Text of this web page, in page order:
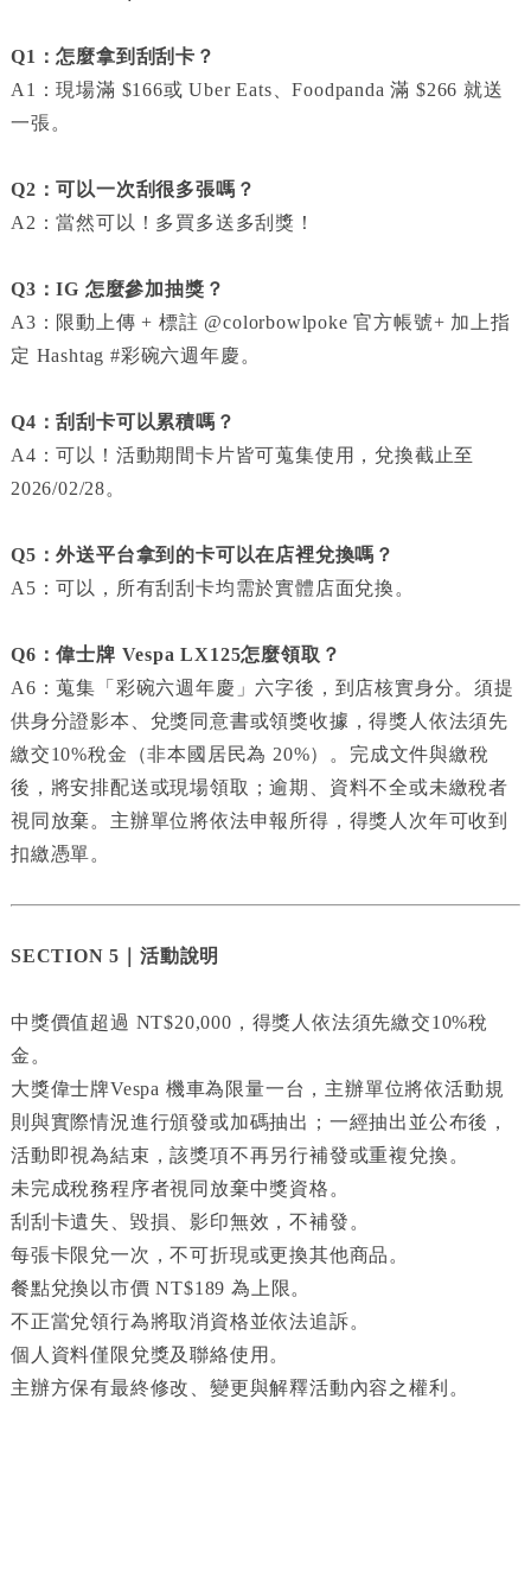
Q1：怎麼拿到刮刮卡？
A1：現場滿 $166或 Uber Eats、Foodpanda 滿 $266 就送
一張。
Q2：可以一次刮很多張嗎？
A2：當然可以！多買多送多刮獎！
Q3：IG 怎麼參加抽獎？
A3：限動上傳 + 標註 @colorbowlpoke 官方帳號+ 加上指
定 Hashtag #彩碗六週年慶。
Q4：刮刮卡可以累積嗎？
A4：可以！活動期間卡片皆可蒐集使用，兌換截止至
2026/02/28。
Q5：外送平台拿到的卡可以在店裡兌換嗎？
A5：可以，所有刮刮卡均需於實體店面兌換。
Q6：偉士牌 Vespa LX125怎麼領取？
A6：蒐集「彩碗六週年慶」六字後，到店核實身分。須提
供身分證影本、兌獎同意書或領獎收據，得獎人依法須先
繳交10%稅金（非本國居民為 20%）。完成文件與繳稅
後，將安排配送或現場領取；逾期、資料不全或未繳稅者
視同放棄。主辦單位將依法申報所得，得獎人次年可收到
扣繳憑單。
SECTION 5｜活動說明
中獎價值超過 NT$20,000，得獎人依法須先繳交10%稅
金。
大獎偉士牌Vespa 機車為限量一台，主辦單位將依活動規
則與實際情況進行頒發或加碼抽出；一經抽出並公布後，
活動即視為結束，該獎項不再另行補發或重複兌換。
未完成稅務程序者視同放棄中獎資格。
刮刮卡遺失、毀損、影印無效，不補發。
每張卡限兌一次，不可折現或更換其他商品。
餐點兌換以市價 NT$189 為上限。
不正當兌領行為將取消資格並依法追訴。
個人資料僅限兌獎及聯絡使用。
主辦方保有最終修改、變更與解釋活動內容之權利。